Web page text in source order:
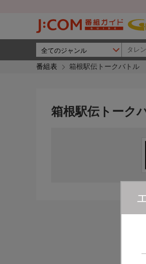
番組表 箱根駅伝トークバトル
箱根駅伝トーク